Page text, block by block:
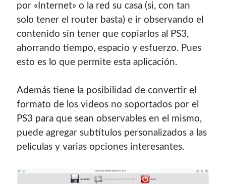
If you like this website or any of my work, consider to
give a small donation. It will help me to invest time on
creating content for this site.
Si te gusta este sitio web o mi trabajo, puedes hacer una
contenido para este sitio.
por «Internet» o la red su casa (si, con tan
solo tener el router basta) e ir observando el
contenido sin tener que copiarlos al PS3,
ahorrando tiempo, espacio y esfuerzo. Pues
esto es lo que permite esta aplicación.
Además tiene la posibilidad de convertir el
formato de los videos no soportados por el
PS3 para que sean observables en el mismo,
puede agregar subtí­tulos personalizados a las
pelí­culas y varias opciones interesantes.